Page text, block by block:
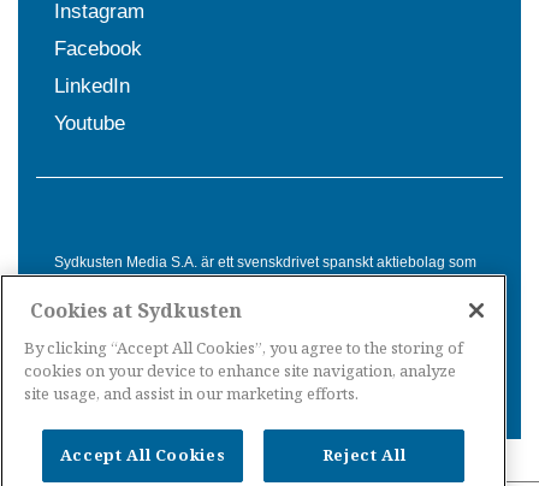
Instagram
Facebook
LinkedIn
Youtube
Sydkusten Media S.A. är ett svenskdrivet spanskt aktiebolag som
Spanien. Genom nyhetsbevakning av hela Spanien, med bas på
informationsförmedling för svenskar i Spanien.
Cookies at Sydkusten
By clicking “Accept All Cookies”, you agree to the storing of
cookies on your device to enhance site navigation, analyze
site usage, and assist in our marketing efforts.
Accept All Cookies Reject All